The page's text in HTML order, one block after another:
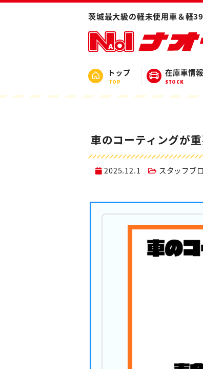
茨城最大級の軽未使用車＆軽
トップ
TOP
在庫車情報
STOCK
車のコーティングが
2025.12.1 スタッフブ